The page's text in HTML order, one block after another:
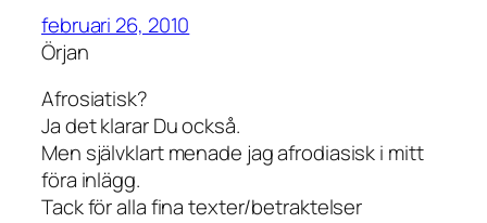
februari 26, 2010
Örjan
Afrosiatisk?
Ja det klarar Du också.
Men självklart menade jag afrodiasisk i mitt
föra inlägg.
Tack för alla fina texter/betraktelser